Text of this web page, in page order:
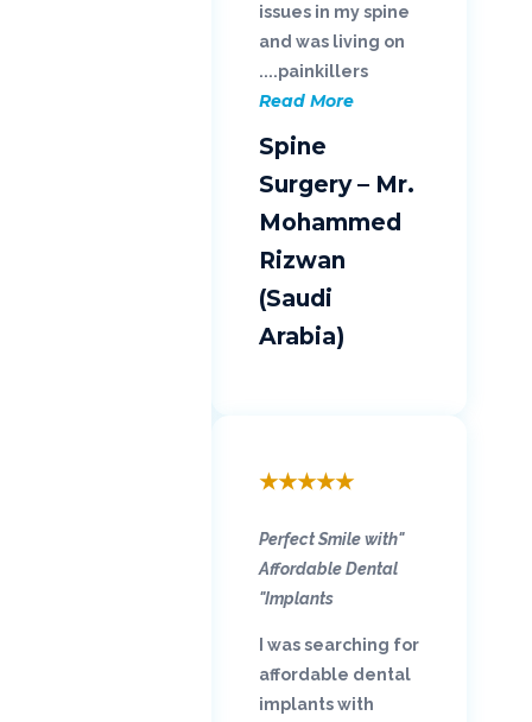
issues in my spine
and was living on
painkillers....
Read More
Spine
Surgery – Mr.
Mohammed
Rizwan
(Saudi
Arabia)
★
★
★
★
★
"Perfect Smile with
Affordable Dental
Implants"
I was searching for
affordable dental
implants with